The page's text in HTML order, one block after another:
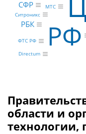
РФ
СФР
РБК
МТС
Directum
Ситроникс
ФТС РФ
области и
технологии,